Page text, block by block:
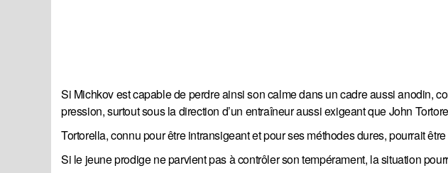
Si Michkov est capable de perdre ainsi son calme dans un cadre aussi anodin,
pression, surtout sous la direction d’un entraîneur aussi exigeant que John
Tortorella, connu pour être intransigeant et pour ses méthodes dures, pourrait
Si le jeune prodige ne parvient pas à contrôler son tempérament, la situation